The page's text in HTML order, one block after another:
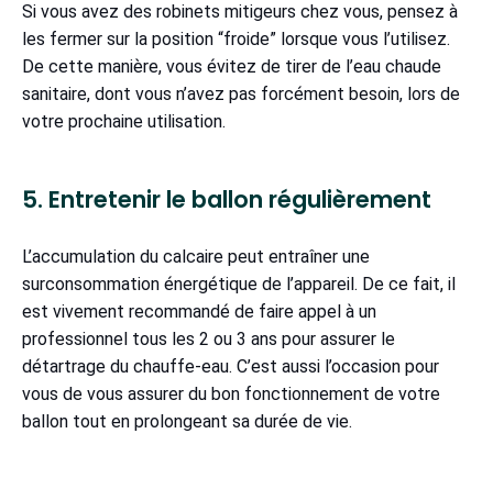
Si vous avez des robinets mitigeurs chez vous, pensez à
les fermer sur la position “froide” lorsque vous l’utilisez.
De cette manière, vous évitez de tirer de l’eau chaude
sanitaire, dont vous n’avez pas forcément besoin, lors de
votre prochaine utilisation.
5. Entretenir le ballon régulièrement
L’accumulation du calcaire peut entraîner une
surconsommation énergétique de l’appareil. De ce fait, il
est vivement recommandé de faire appel à un
professionnel tous les 2 ou 3 ans pour assurer le
détartrage du chauffe-eau. C’est aussi l’occasion pour
vous de vous assurer du bon fonctionnement de votre
ballon tout en prolongeant sa durée de vie.